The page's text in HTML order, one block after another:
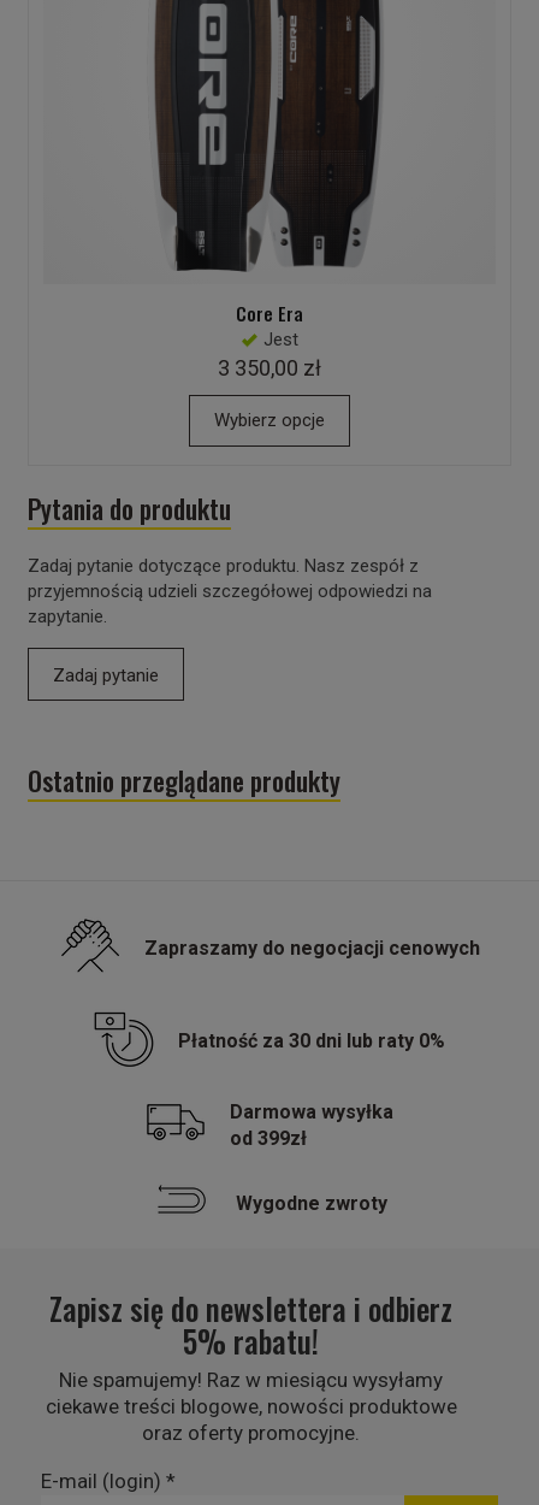
Core Era
Jest
3 350,00 zł
Wybierz opcje
Pytania do produktu
Zadaj pytanie dotyczące produktu. Nasz zespół z
przyjemnością udzieli szczegółowej odpowiedzi na
zapytanie.
Zadaj pytanie
Ostatnio przeglądane produkty
Zapraszamy do negocjacji cenowych
Płatność za 30 dni lub raty 0%
Darmowa wysyłka
od 399zł
Wygodne zwroty
Zapisz się do newslettera i odbierz
5% rabatu!
Nie spamujemy! Raz w miesiącu wysyłamy
ciekawe treści blogowe, nowości produktowe
oraz oferty promocyjne.
E-mail (login) *